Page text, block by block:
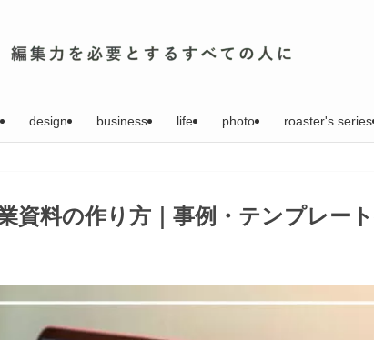
design business life photo roaster's series
資料の作り方｜事例・テンプレー